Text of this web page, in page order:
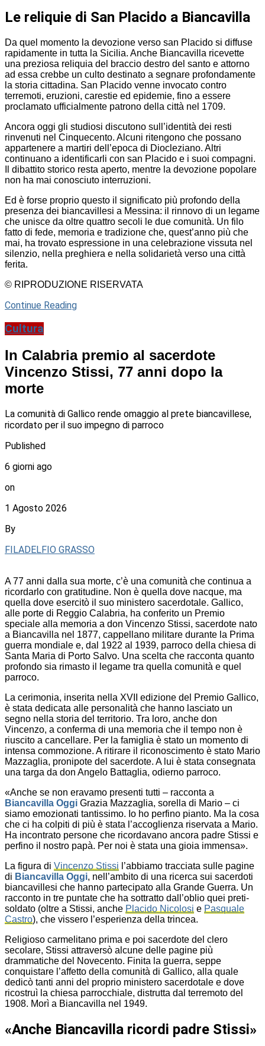
Le reliquie di San Placido a Biancavilla
Da quel momento la devozione verso san Placido si diffuse
rapidamente in tutta la Sicilia. Anche Biancavilla ricevette
una preziosa reliquia del braccio destro del santo e attorno
ad essa crebbe un culto destinato a segnare profondamente
la storia cittadina. San Placido venne invocato contro
terremoti, eruzioni, carestie ed epidemie, fino a essere
proclamato ufficialmente patrono della città nel 1709.
Ancora oggi gli studiosi discutono sull’identità dei resti
rinvenuti nel Cinquecento. Alcuni ritengono che possano
appartenere a martiri dell’epoca di Diocleziano. Altri
continuano a identificarli con san Placido e i suoi compagni.
Il dibattito storico resta aperto, mentre la devozione popolare
non ha mai conosciuto interruzioni.
Ed è forse proprio questo il significato più profondo della
presenza dei biancavillesi a Messina: il rinnovo di un legame
che unisce da oltre quattro secoli le due comunità. Un filo
fatto di fede, memoria e tradizione che, quest’anno più che
mai, ha trovato espressione in una celebrazione vissuta nel
silenzio, nella preghiera e nella solidarietà verso una città
ferita.
© RIPRODUZIONE RISERVATA
Continue Reading
Cultura
In Calabria premio al sacerdote
Vincenzo Stissi, 77 anni dopo la
morte
La comunità di Gallico rende omaggio al prete biancavillese,
ricordato per il suo impegno di parroco
Published
6 giorni ago
on
1 Agosto 2026
By
FILADELFIO GRASSO
A 77 anni dalla sua morte, c’è una comunità che continua a
ricordarlo con gratitudine. Non è quella dove nacque, ma
quella dove esercitò il suo ministero sacerdotale. Gallico,
alle porte di Reggio Calabria, ha conferito un Premio
speciale alla memoria a don Vincenzo Stissi, sacerdote nato
a Biancavilla nel 1877, cappellano militare durante la Prima
guerra mondiale e, dal 1922 al 1939, parroco della chiesa di
Santa Maria di Porto Salvo. Una scelta che racconta quanto
profondo sia rimasto il legame tra quella comunità e quel
parroco.
La cerimonia, inserita nella XVII edizione del Premio Gallico,
è stata dedicata alle personalità che hanno lasciato un
segno nella storia del territorio. Tra loro, anche don
Vincenzo, a conferma di una memoria che il tempo non è
riuscito a cancellare. Per la famiglia è stato un momento di
intensa commozione. A ritirare il riconoscimento è stato Mario
Mazzaglia, pronipote del sacerdote. A lui è stata consegnata
una targa da don Angelo Battaglia, odierno parroco.
«Anche se non eravamo presenti tutti – racconta a
Biancavilla Oggi Grazia Mazzaglia, sorella di Mario – ci
siamo emozionati tantissimo. Io ho perfino pianto. Ma la cosa
che ci ha colpiti di più è stata l’accoglienza riservata a Mario.
Ha incontrato persone che ricordavano ancora padre Stissi e
perfino il nostro papà. Per noi è stata una gioia immensa».
La figura di Vincenzo Stissi l’abbiamo tracciata sulle pagine
di Biancavilla Oggi, nell’ambito di una ricerca sui sacerdoti
biancavillesi che hanno partecipato alla Grande Guerra. Un
racconto in tre puntate che ha sottratto dall’oblio quei preti-
soldato (oltre a Stissi, anche Placido Nicolosi e Pasquale
Castro), che vissero l’esperienza della trincea.
Religioso carmelitano prima e poi sacerdote del clero
secolare, Stissi attraversò alcune delle pagine più
drammatiche del Novecento. Finita la guerra, seppe
conquistare l’affetto della comunità di Gallico, alla quale
dedicò tanti anni del proprio ministero sacerdotale e dove
ricostruì la chiesa parrocchiale, distrutta dal terremoto del
1908. Morì a Biancavilla nel 1949.
«Anche Biancavilla ricordi padre Stissi»